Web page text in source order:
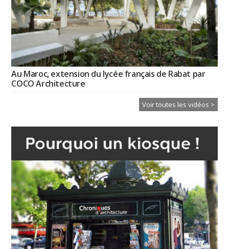
Au Maroc, extension du lycée français de Rabat par
COCO Architecture
Voir toutes les vidéos >